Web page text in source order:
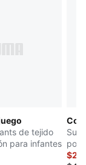
de tejido
para infantes